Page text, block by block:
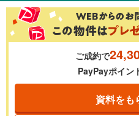
金利
0.01%
ご成約で
PayPayポイン
資料をも